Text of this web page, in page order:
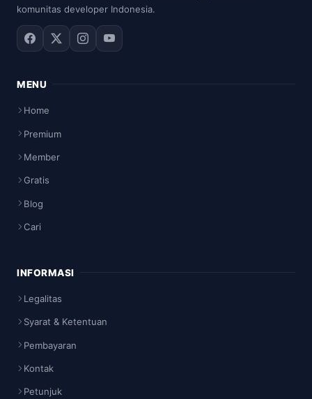
komunitas developer Indonesia.
MENU
Home
Premium
Member
Gratis
Blog
Cari
INFORMASI
Legalitas
Syarat & Ketentuan
Pembayaran
Kontak
Petunjuk